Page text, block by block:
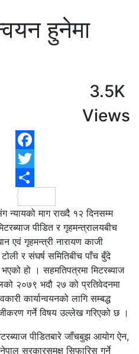
हुनेमा
3.5K
Views
माग राख्दै १२ दिनसम्म
पीडित र गृहमन्त्रालयबीच
एवं गृहमन्त्री नारायण काजी
र संघर्ष समितिबीच पाँच बुँदे
हो । सहमतिपत्रमा मिटरब्याज
२०७९ भदौ २७ को प्रतिवेदनमा
कार्यान्वयनको लागि सम्बद्ध
गर्ने विषय उल्लेख गरिएको छ ।
पीडितबारे जाँचबुझ आयोग ऐन,
सरकारसमक्ष सिफारिस गर्ने